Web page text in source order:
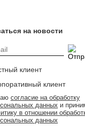
на новости
клиент
клиент
согласие на обработку
данных и
в отношении
данных